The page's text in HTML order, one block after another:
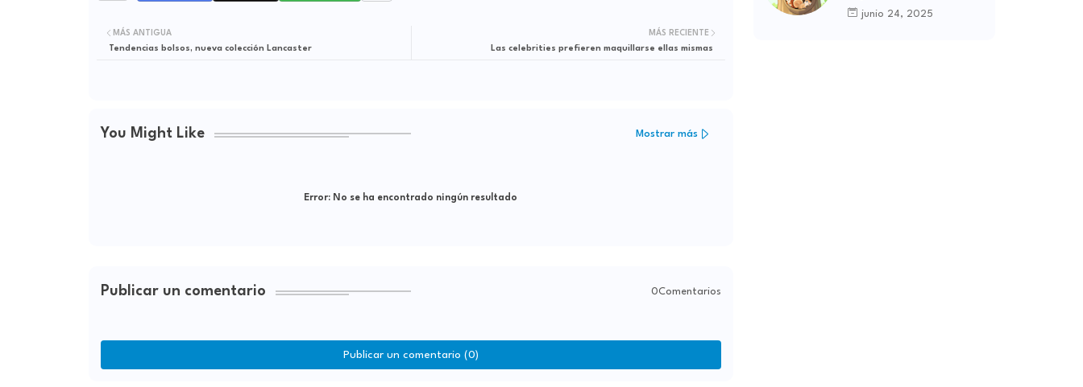
MÁS RECIENTE
Las celebrities prefieren maquillarse ellas mismas
MÁS ANTIGUA
Tendencias bolsos, nueva colección Lancaster
You Might Like Mostrar más
Error: No se ha encontrado ningún resultado
Publicar un comentario 0Comentarios
Publicar un comentario (0)
Animales
junio 24, 2025